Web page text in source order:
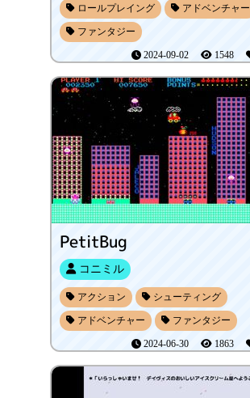
ロールプレイング アドベンチャー
ファンタジー
2024-09-02 1548
PetitBug
コニミル
アクション シューティング
アドベンチャー ファンタジー
2024-06-30 1863